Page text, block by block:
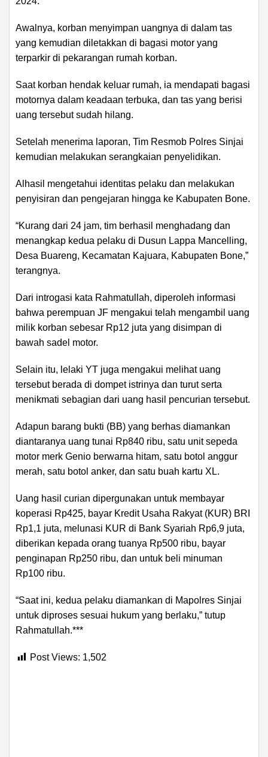
Awalnya, korban menyimpan uangnya di dalam tas
yang kemudian diletakkan di bagasi motor yang
terparkir di pekarangan rumah korban.
Saat korban hendak keluar rumah, ia mendapati bagasi
motornya dalam keadaan terbuka, dan tas yang berisi
uang tersebut sudah hilang.
Setelah menerima laporan, Tim Resmob Polres Sinjai
kemudian melakukan serangkaian penyelidikan.
Alhasil mengetahui identitas pelaku dan melakukan
penyisiran dan pengejaran hingga ke Kabupaten Bone.
“Kurang dari 24 jam, tim berhasil menghadang dan
menangkap kedua pelaku di Dusun Lappa Mancelling,
Desa Buareng, Kecamatan Kajuara, Kabupaten Bone,”
terangnya.
Dari introgasi kata Rahmatullah, diperoleh informasi
bahwa perempuan JF mengakui telah mengambil uang
milik korban sebesar Rp12 juta yang disimpan di
bawah sadel motor.
Selain itu, lelaki YT juga mengakui melihat uang
tersebut berada di dompet istrinya dan turut serta
menikmati sebagian dari uang hasil pencurian tersebut.
Adapun barang bukti (BB) yang berhas diamankan
diantaranya uang tunai Rp840 ribu, satu unit sepeda
motor merk Genio berwarna hitam, satu botol anggur
merah, satu botol anker, dan satu buah kartu XL.
Uang hasil curian dipergunakan untuk membayar
koperasi Rp425, bayar Kredit Usaha Rakyat (KUR) BRI
Rp1,1 juta, melunasi KUR di Bank Syariah Rp6,9 juta,
diberikan kepada orang tuanya Rp500 ribu, bayar
penginapan Rp250 ribu, dan untuk beli minuman
Rp100 ribu.
“Saat ini, kedua pelaku diamankan di Mapolres Sinjai
untuk diproses sesuai hukum yang berlaku,” tutup
Rahmatullah.***
Post Views: 1,502